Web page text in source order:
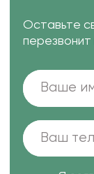
Оставьте